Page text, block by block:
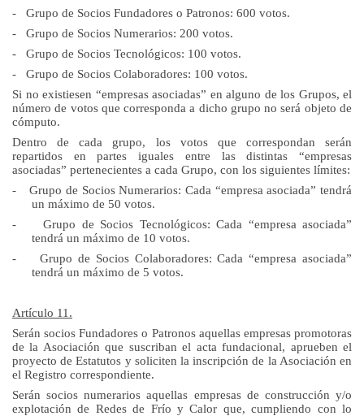
-
Grupo de Socios Fundadores o Patronos: 600 votos.
-
Grupo de Socios Numerarios: 200 votos.
-
Grupo de Socios Tecnológicos: 100 votos.
-
Grupo de Socios Colaboradores: 100 votos.
Si no existiesen “empresas asociadas” en alguno de los Grupos, el
número de votos que corresponda a dicho grupo no será objeto de
cómputo.
Dentro de cada grupo, los votos que correspondan serán
repartidos en partes iguales entre las distintas “empresas
asociadas” pertenecientes a cada Grupo, con los siguientes límites:
-
Grupo de Socios Numerarios: Cada “empresa asociada” tendrá
un máximo de 50 votos.
-
Grupo de Socios Tecnológicos: Cada “empresa asociada”
tendrá un máximo de 10 votos.
-
Grupo de Socios Colaboradores: Cada “empresa asociada”
tendrá un máximo de 5 votos.
Artículo 11.
Serán socios Fundadores o Patronos aquellas empresas promotoras
de la Asociación que suscriban el acta fundacional, aprueben el
proyecto de Estatutos y soliciten la inscripción de la Asociación en
el Registro correspondiente.
Serán socios numerarios aquellas empresas de construcción y/o
explotación de Redes de Frío y Calor que, cumpliendo con lo